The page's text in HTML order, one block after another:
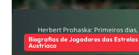
Biografias de Jogadores das
Austríaco